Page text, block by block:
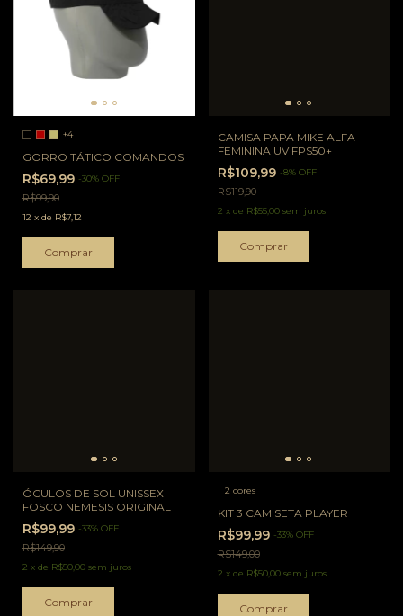
+4
GORRO TÁTICO COMANDOS
R$69,99 -30% OFF
R$99,90
12 x de R$7,12
Comprar
CAMISA PAPA MIKE ALFA
FEMININA UV FPS50+
R$109,99 -8% OFF
R$119,90
2 x de R$55,00 sem juros
Comprar
ÓCULOS DE SOL UNISSEX
FOSCO NEMESIS ORIGINAL
R$99,99 -33% OFF
R$149,90
2 x de R$50,00 sem juros
2 cores
KIT 3 CAMISETA PLAYER
R$99,99 -33% OFF
R$149,00
2 x de R$50,00 sem juros
Comprar